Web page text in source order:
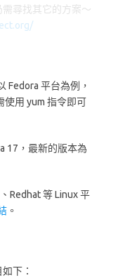
尋找其它的方案～
Fedora 平台為例，
使用 yum 指令即可
17，最新的版本為
Redhat 等 Linux 平
。
下：